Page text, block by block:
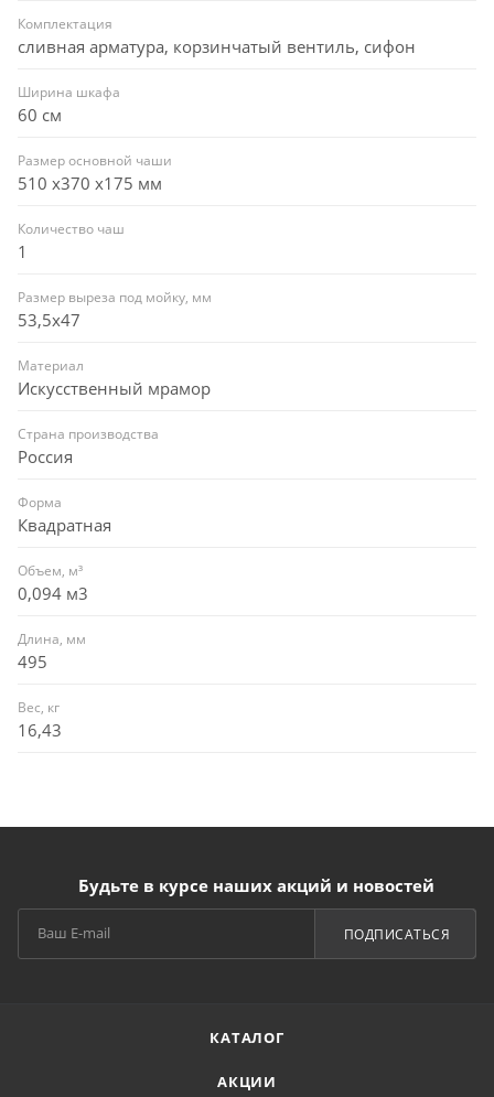
Комплектация
сливная арматура, корзинчатый вентиль, сифон
Ширина шкафа
60 см
Размер основной чаши
510 х370 х175 мм
Количество чаш
1
Размер выреза под мойку, мм
53,5x47
Материал
Искусственный мрамор
Страна производства
Россия
Форма
Квадратная
Объем, м³
0,094 м3
Длина, мм
495
Вес, кг
16,43
Будьте в курсе наших акций и новостей
ПОДПИСАТЬСЯ
КАТАЛОГ
АКЦИИ